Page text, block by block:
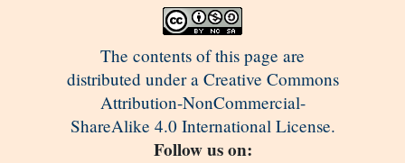
The contents of this page are
distributed under a Creative Commons
Attribution-NonCommercial-
ShareAlike 4.0 International License.
Follow us on: